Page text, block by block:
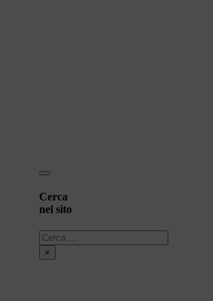
Cerca
nel sito
Cerca
×